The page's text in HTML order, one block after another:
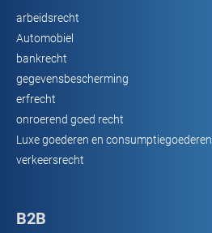
arbeidsrecht
Automobiel
bankrecht
gegevensbescherming
erfrecht
onroerend goed recht
Luxe goederen en consumptiegoederen
verkeersrecht
B2B